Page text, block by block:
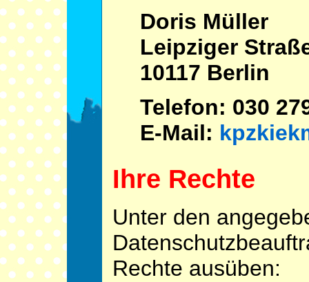
Doris Müller
Leipziger
10117 Berlin
Telefon: 030
E-Mail:
Ihre Rechte
Unter den
Rechte ausüben: